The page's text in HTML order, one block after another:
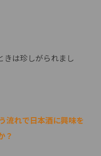
きは珍しがられまし
流れで日本酒に興味を
？